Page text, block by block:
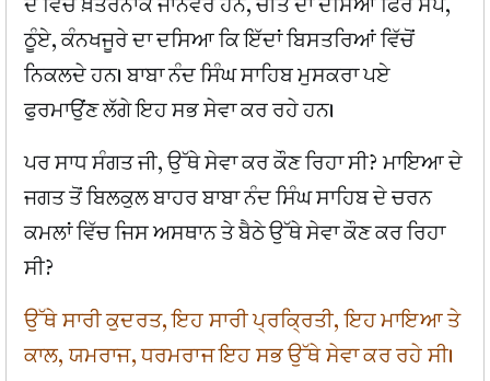
ਦੇ ਵਿੱਚ ਖ਼ਤਰਨਾਕ ਜਾਨਵਰ ਹਨ, ਚੀਤੇ ਦਾ ਦਸਿਆ ਫਿਰ ਸੱਪ,
ਠੂੰਏ, ਕੰਨਖਜੂਰੇ ਦਾ ਦਸਿਆ ਕਿ ਇੱਦਾਂ ਬਿਸਤਰਿਆਂ ਵਿੱਚੋਂ
ਨਿਕਲਦੇ ਹਨ। ਬਾਬਾ ਨੰਦ ਸਿੰਘ ਸਾਹਿਬ ਮੁਸਕਰਾ ਪਏ
ਫੁਰਮਾਉਂਣ ਲੱਗੇ ਇਹ ਸਭ ਸੇਵਾ ਕਰ ਰਹੇ ਹਨ।
ਪਰ ਸਾਧ ਸੰਗਤ ਜੀ, ਉੱਥੇ ਸੇਵਾ ਕਰ ਕੌਣ ਰਿਹਾ ਸੀ? ਮਾਇਆ ਦੇ
ਜਗਤ ਤੋਂ ਬਿਲਕੁਲ ਬਾਹਰ ਬਾਬਾ ਨੰਦ ਸਿੰਘ ਸਾਹਿਬ ਦੇ ਚਰਨ
ਕਮਲਾਂ ਵਿੱਚ ਜਿਸ ਅਸਥਾਨ ਤੇ ਬੈਠੇ ਉੱਥੇ ਸੇਵਾ ਕੌਣ ਕਰ ਰਿਹਾ
ਸੀ?
ਉੱਥੇ ਸਾਰੀ ਕੁਦਰਤ, ਇਹ ਸਾਰੀ ਪ੍ਰਕ੍ਰਿਤੀ, ਇਹ ਮਾਇਆ ਤੇ
ਕਾਲ, ਯਮਰਾਜ, ਧਰਮਰਾਜ ਇਹ ਸਭ ਉੱਥੇ ਸੇਵਾ ਕਰ ਰਹੇ ਸੀ।